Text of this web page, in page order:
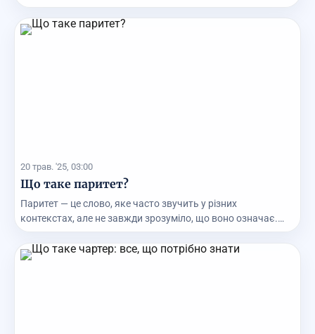
20 трав. '25, 03:00
Що таке паритет?
Паритет — це слово, яке часто звучить у різних
контекстах, але не завжди зрозуміло, що воно означає.